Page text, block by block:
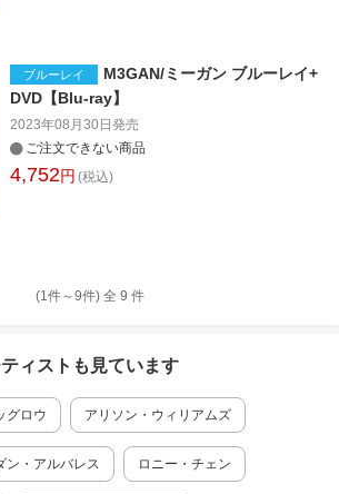
ブルーレイ
M3GAN/ミーガン ブルーレイ+
DVD【Blu-ray】
2023年08月30日 発売
ご注文できない商品
4,752円 (税込)
(1件～9件) 全 9 件
ィスト も見ています
グロウ アリソン・ウィリアムズ
ン・アルバレス ロニー・チェン